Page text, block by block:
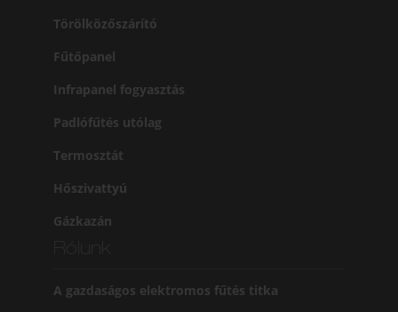
Törölközőszárító
Fűtőpanel
Infrapanel fogyasztás
Padlófűtés utólag
Termosztát
Hőszivattyú
Gázkazán
A gazdaságos elektromos fűtés titka